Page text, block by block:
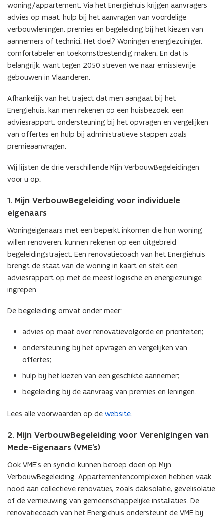
woning/appartement. Via het Energiehuis krijgen aanvragers
advies op maat, hulp bij het aanvragen van voordelige
verbouwleningen, premies en begeleiding bij het kiezen van
aannemers of technici. Het doel? Woningen energiezuiniger,
comfortabeler en toekomstbestendig maken. En dat is
belangrijk, want tegen 2050 streven we naar emissievrije
gebouwen in Vlaanderen.
Afhankelijk van het traject dat men aangaat bij het
Energiehuis, kan men rekenen op een huisbezoek, een
adviesrapport, ondersteuning bij het opvragen en vergelijken
van offertes en hulp bij administratieve stappen zoals
premieaanvragen.
Wij lijsten de drie verschillende Mijn VerbouwBegeleidingen
voor u op:
1. Mijn VerbouwBegeleiding voor individuele
eigenaars
Woningeigenaars met een beperkt inkomen die hun woning
willen renoveren, kunnen rekenen op een uitgebreid
begeleidingstraject. Een renovatiecoach van het Energiehuis
brengt de staat van de woning in kaart en stelt een
adviesrapport op met de meest logische en energiezuinige
ingrepen.
De begeleiding omvat onder meer:
advies op maat over renovatievolgorde en prioriteiten;
ondersteuning bij het opvragen en vergelijken van
offertes;
hulp bij het kiezen van een geschikte aannemer;
begeleiding bij de aanvraag van premies en leningen.
Lees alle voorwaarden op de website.
2. Mijn VerbouwBegeleiding voor Verenigingen van
Mede-Eigenaars (VME’s)
Ook VME’s en syndici kunnen beroep doen op Mijn
VerbouwBegeleiding. Appartementencomplexen hebben vaak
nood aan collectieve renovaties, zoals dakisolatie, gevelisolatie
of de vernieuwing van gemeenschappelijke installaties. De
renovatiecoach van het Energiehuis ondersteunt de VME bij